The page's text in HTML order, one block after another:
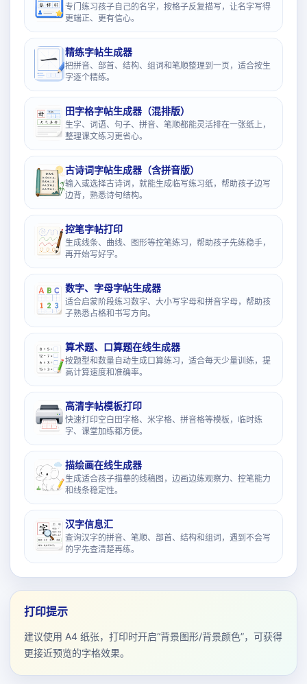
专门练习孩子自己的名字，按格子反复描写，让名字写得
更端正、更有信心。
精练字帖生成器
把拼音、部首、结构、组词和笔顺整理到一页，适合按生
字逐个精练。
田字格字帖生成器（混排版）
生字、词语、句子、拼音、笔顺都能灵活排在一张纸上，
整理课文练习更省心。
古诗词字帖生成器（含拼音版）
输入或选择古诗词，就能生成临写练习纸，帮助孩子边写
边背，熟悉诗句结构。
控笔字帖打印
生成线条、曲线、图形等控笔练习，帮助孩子先练稳手，
再开始写好字。
数字、字母字帖生成器
适合启蒙阶段练习数字、大小写字母和拼音字母，帮助孩
子熟悉占格和书写方向。
算术题、口算题在线生成器
按题型和数量自动生成口算练习，适合每天少量训练，提
高计算速度和准确率。
高清字帖模板打印
快速打印空白田字格、米字格、拼音格等模板，临时练
字、课堂加练都方便。
描绘画在线生成器
生成适合孩子描摹的线稿图，边画边练观察力、控笔能力
和线条稳定性。
汉字信息汇
查询汉字的拼音、笔顺、部首、结构和组词，遇到不会写
的字先查清楚再练。
打印提示
建议使用 A4 纸张，打印时开启“背景图形/背景颜色”，可获得
更接近预览的字格效果。